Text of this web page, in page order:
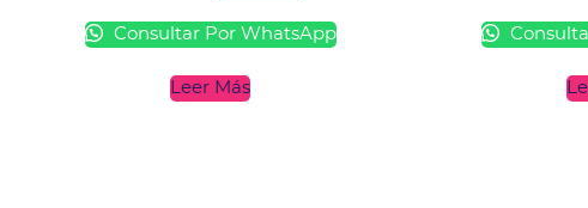
Consultar Por WhatsApp
Leer Más